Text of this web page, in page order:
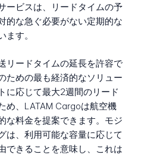
ービスは、リードタイムの予
的な急ぐ必要がない定期的な
す。
リードタイムの延長を許容で
ための最も経済的なソリュー
に応じて最大2週間のリード
め、LATAM Cargoは航空機
な料金を提案できます。モジ
は、利用可能な容量に応じて
できることを意味し、これは